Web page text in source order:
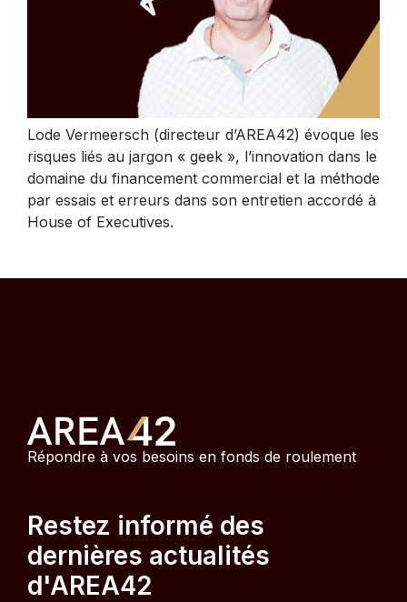
Lode Vermeersch (directeur d’AREA42) évoque les
risques liés au jargon « geek », l’innovation dans le
domaine du financement commercial et la méthode
par essais et erreurs dans son entretien accordé à
House of Executives.
Répondre à vos besoins en fonds de roulement
Restez informé des
dernières actualités
d'AREA42